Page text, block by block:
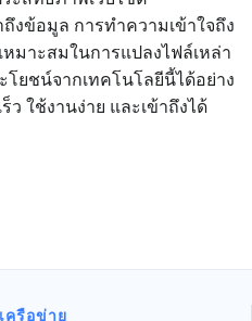
งข้อมูล การทำความเข้าใจถึง
มาะสมในการแปลงไฟล์เหล่า
โยชน์จากเทคโนโลยีนี้ได้อย่าง
ว ใช้งานง่าย และเข้าถึงได้
ครือข่าย